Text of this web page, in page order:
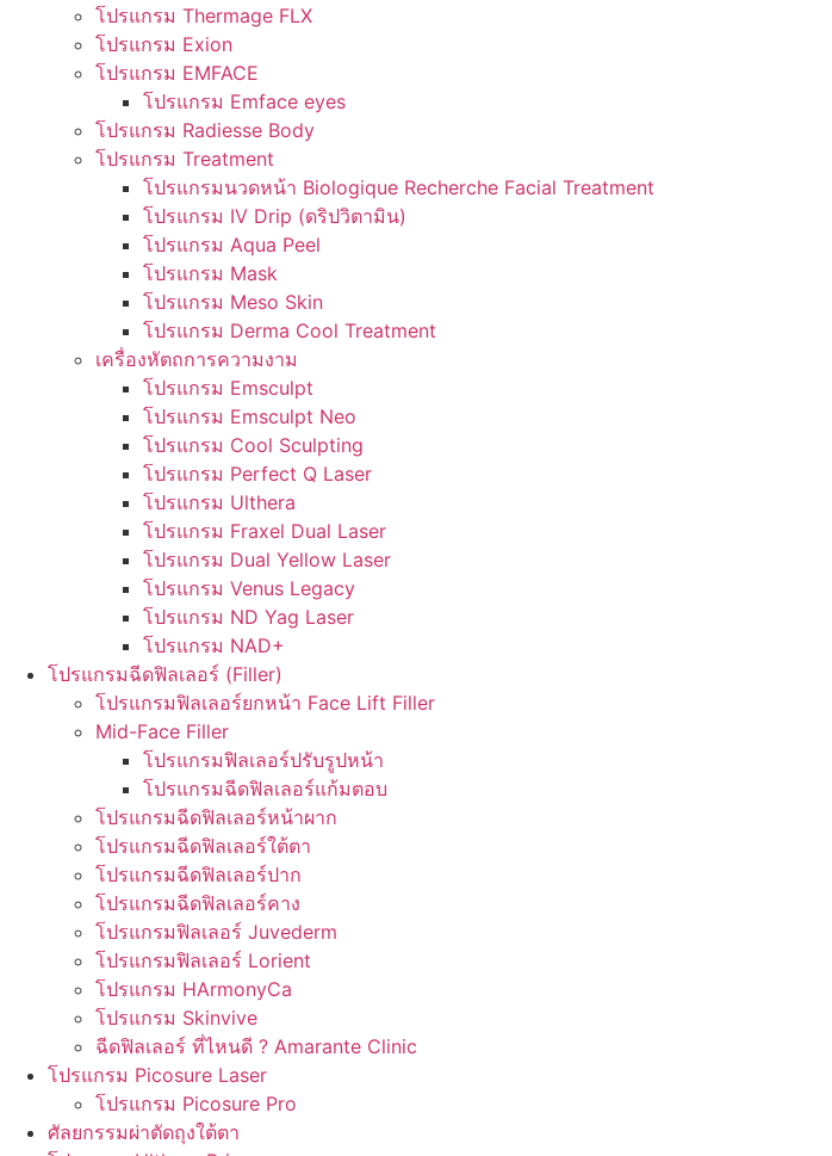
โปรแกรม Thermage FLX
โปรแกรม Exion
โปรแกรม EMFACE
โปรแกรม Emface eyes
โปรแกรม Radiesse Body
โปรแกรม Treatment
โปรแกรมนวดหน้า Biologique Recherche Facial Treatment
โปรแกรม IV Drip (ดริปวิตามิน)
โปรแกรม Aqua Peel
โปรแกรม Mask
โปรแกรม Meso Skin
โปรแกรม Derma Cool Treatment
เครื่องหัตถการความงาม
โปรแกรม Emsculpt
โปรแกรม Emsculpt Neo
โปรแกรม Cool Sculpting
โปรแกรม Perfect Q Laser
โปรแกรม Ulthera
โปรแกรม Fraxel Dual Laser
โปรแกรม Dual Yellow Laser
โปรแกรม Venus Legacy
โปรแกรม ND Yag Laser
โปรแกรม NAD+
โปรแกรมฉีดฟิลเลอร์ (Filler)
โปรแกรมฟิลเลอร์ยกหน้า Face Lift Filler
Mid-Face Filler
โปรแกรมฟิลเลอร์ปรับรูปหน้า
โปรแกรมฉีดฟิลเลอร์แก้มตอบ
โปรแกรมฉีดฟิลเลอร์หน้าผาก
โปรแกรมฉีดฟิลเลอร์ใต้ตา
โปรแกรมฉีดฟิลเลอร์ปาก
โปรแกรมฉีดฟิลเลอร์คาง
โปรแกรมฟิลเลอร์ Juvederm
โปรแกรมฟิลเลอร์ Lorient
โปรแกรม HArmonyCa
โปรแกรม Skinvive
ฉีดฟิลเลอร์ ที่ไหนดี ? Amarante Clinic
โปรแกรม Picosure Laser
โปรแกรม Picosure Pro
ศัลยกรรมผ่าตัดถุงใต้ตา